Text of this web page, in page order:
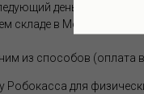
день после
складе в Москве, срок
из способов (оплата
Робокасса для